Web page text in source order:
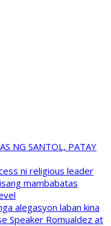
NG SANTOL, PATAY
ni religious leader
mambabatas
alegasyon laban kina
Speaker Romualdez at